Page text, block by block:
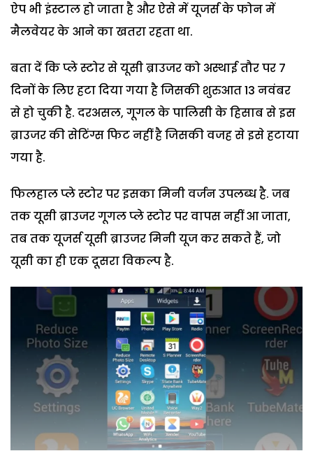
ऐप भी इंस्टाल हो जाता है और ऐसे में यूजर्स के फोन में
मैलवेयर के आने का खतरा रहता था.
बता दें कि प्ले स्टोर से यूसी ब्राउजर को अस्थाई तौर पर 7
दिनों के लिए हटा दिया गया है जिसकी शुरुआत 13 नवंबर
से हो चुकी है. दरअसल, गूगल के पालिसी के हिसाब से इस
ब्राउजर की सेटिंग्स फिट नहीं है जिसकी वजह से इसे हटाया
गया है.
फिलहाल प्ले स्टोर पर इसका मिनी वर्जन उपलब्ध है. जब
तक यूसी ब्राउजर गूगल प्ले स्टोर पर वापस नहीं आ जाता,
तब तक यूजर्स यूसी ब्राउजर मिनी यूज कर सकते हैं, जो
यूसी का ही एक दूसरा विकल्प है.